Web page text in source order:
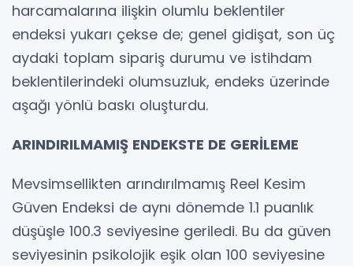
harcamalarına ilişkin olumlu beklentiler
endeksi yukarı çekse de; genel gidişat, son üç
aydaki toplam sipariş durumu ve istihdam
beklentilerindeki olumsuzluk, endeks üzerinde
aşağı yönlü baskı oluşturdu.
ARINDIRILMAMIŞ ENDEKSTE DE GERİLEME
Mevsimsellikten arındırılmamış Reel Kesim
Güven Endeksi de aynı dönemde 1.1 puanlık
düşüşle 100.3 seviyesine geriledi. Bu da güven
seviyesinin psikolojik eşik olan 100 seviyesine